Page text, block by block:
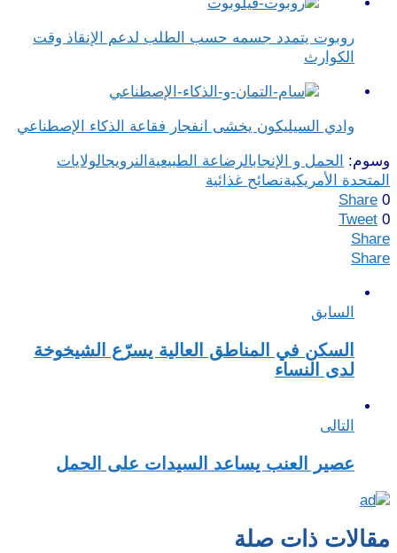
روبوت يتمدد جسمه حسب الطلب لدعم الإنقاذ وقت
الكوارث
وادي السيليكون يخشى انفجار فقاعة الذكاء الإصطناعي
وسوم: الحمل و الإنجابالرضاعة الطبيعية النرويجالولايات
المتحدة الأمريكيةنصائح غذائية
Share 0
Tweet 0
Share
Share
السابق
السكن في المناطق العالية يسرّع الشيخوخة
لدى النساء
التالى
عصير العنب يساعد السيدات على الحمل
مقالات ذات صلة